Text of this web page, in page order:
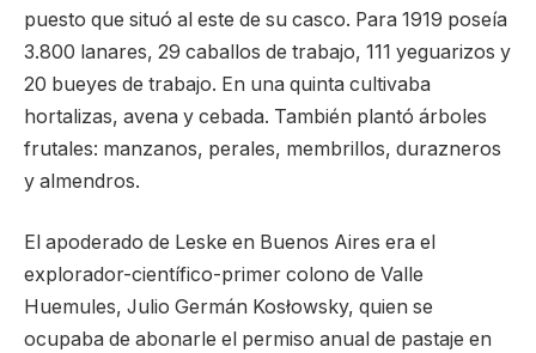
puesto que situó al este de su casco. Para 1919 poseía
3.800 lanares, 29 caballos de trabajo, 111 yeguarizos y
20 bueyes de trabajo. En una quinta cultivaba
hortalizas, avena y cebada. También plantó árboles
frutales: manzanos, perales, membrillos, durazneros
y almendros.
El apoderado de Leske en Buenos Aires era el
explorador-científico-primer colono de Valle
Huemules, Julio Germán Kosłowsky, quien se
ocupaba de abonarle el permiso anual de pastaje en